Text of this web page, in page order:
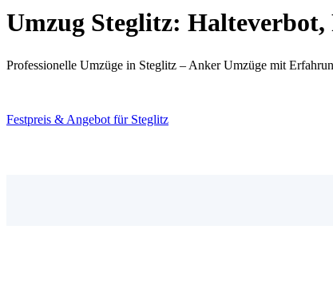
Umzug Steglitz:
Professionelle Umzüge in Steglitz – Anker Umzüge mit
Festpreis & Angebot für Steglitz